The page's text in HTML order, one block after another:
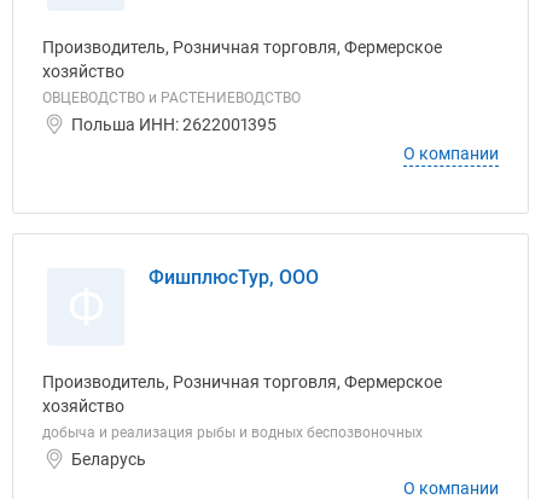
Производитель, Розничная торговля, Фермерское
хозяйство
ОВЦЕВОДСТВО и РАСТЕНИЕВОДСТВО
Польша ИНН: 2622001395
О компании
ФишплюсТур, ООО
Производитель, Розничная торговля, Фермерское
хозяйство
добыча и реализация рыбы и водных беспозвоночных
Беларусь
О компании